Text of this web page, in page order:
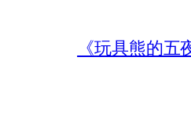
《玩具熊的